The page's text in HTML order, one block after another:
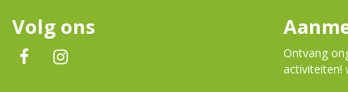
Ontvang
activiteiten!
Volg ons